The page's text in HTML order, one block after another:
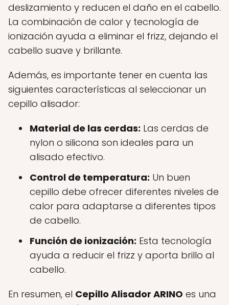
deslizamiento y reducen el daño en el cabello.
La combinación de calor y tecnología de
ionización ayuda a eliminar el frizz, dejando el
cabello suave y brillante.
Además, es importante tener en cuenta las
siguientes características al seleccionar un
cepillo alisador:
Material de las cerdas: Las cerdas de
nylon o silicona son ideales para un
alisado efectivo.
Control de temperatura: Un buen
cepillo debe ofrecer diferentes niveles de
calor para adaptarse a diferentes tipos
de cabello.
Función de ionización: Esta tecnología
ayuda a reducir el frizz y aporta brillo al
cabello.
En resumen, el Cepillo Alisador ARINO es una